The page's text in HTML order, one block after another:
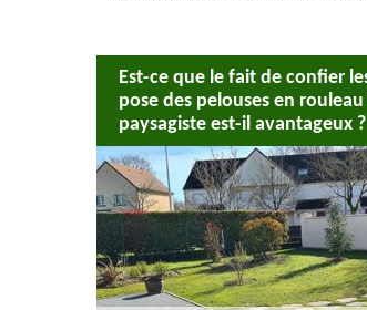
Est-ce que le fait de confier
pose des pelouses en
paysagiste est-il avantageux ?